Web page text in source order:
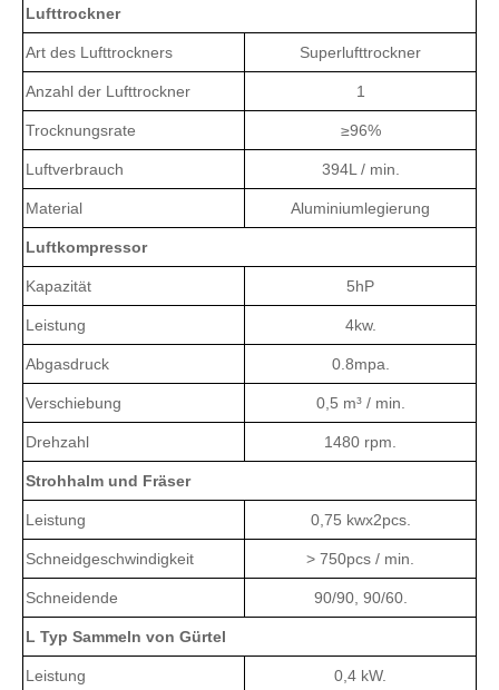
Lufttrockner
Art des Lufttrockners Superlufttrockner
Anzahl der Lufttrockner 1
Trocknungsrate ≥96%
Luftverbrauch 394L / min.
Material Aluminiumlegierung
Luftkompressor
Kapazität 5hP
Leistung 4kw.
Abgasdruck 0.8mpa.
Verschiebung 0,5 m³ / min.
Drehzahl 1480 rpm.
Strohhalm und Fräser
Leistung 0,75 kwx2pcs.
Schneidgeschwindigkeit > 750pcs / min.
Schneidende 90/90, 90/60.
L Typ Sammeln von Gürtel
Leistung 0,4 kW.